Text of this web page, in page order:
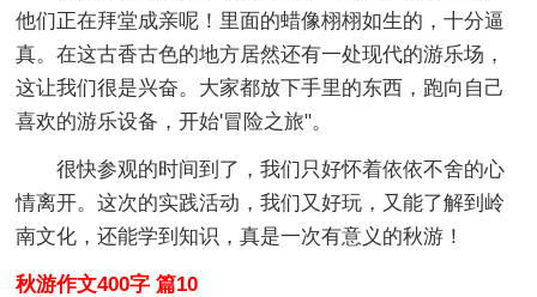
他们正在拜堂成亲呢！里面的蜡像栩栩如生的，十分逼
真。在这古香古色的地方居然还有一处现代的游乐场，
这让我们很是兴奋。大家都放下手里的东西，跑向自己
喜欢的游乐设备，开始'冒险之旅"。
很快参观的时间到了，我们只好怀着依依不舍的心
情离开。这次的实践活动，我们又好玩，又能了解到岭
南文化，还能学到知识，真是一次有意义的秋游！
秋游作文400字 篇10